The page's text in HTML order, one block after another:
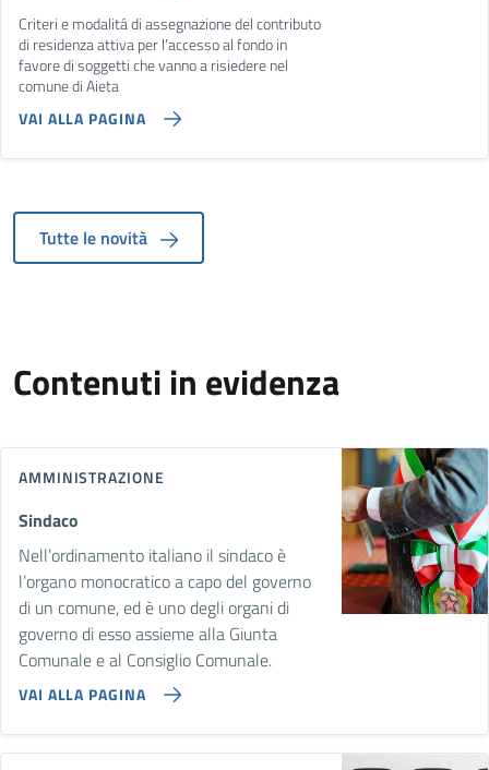
Criteri e modalitá di assegnazione del contributo
di residenza attiva per l’accesso al fondo in
favore di soggetti che vanno a risiedere nel
comune di Aieta
VAI ALLA PAGINA
Tutte le novità
Contenuti in evidenza
AMMINISTRAZIONE
Sindaco
Nell’ordinamento italiano il sindaco è
l’organo monocratico a capo del governo
di un comune, ed è uno degli organi di
governo di esso assieme alla Giunta
Comunale e al Consiglio Comunale.
VAI ALLA PAGINA